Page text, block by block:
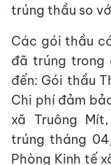
trúng thầu so
Các gói thầu
đã trúng trong
đến: Gói thầu
Chi phí đảm
xã Truông
trúng tháng
Phòng Kinh tế